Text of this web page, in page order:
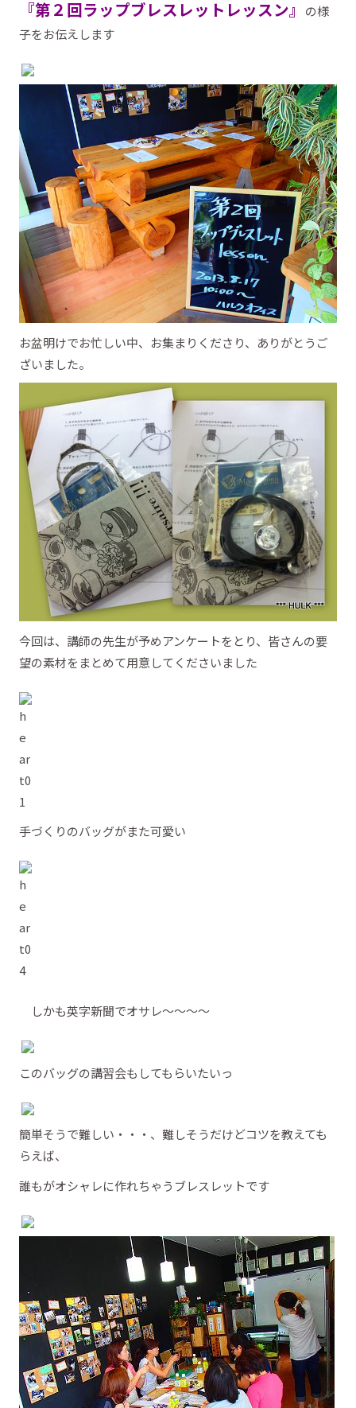
『第２回ラップブレスレットレッスン』
の様
子をお伝えします
お盆明けでお忙しい中、お集まりくださり、ありがとうご
ざいました。
今回は、講師の先生が予めアンケートをとり、皆さんの要
望の素材をまとめて用意してくださいました
手づくりのバッグがまた可愛い
しかも英字新聞でオサレ～～～～
このバッグの講習会もしてもらいたいっ
簡単そうで難しい・・・、難しそうだけどコツを教えても
らえば、
誰もがオシャレに作れちゃうブレスレットです